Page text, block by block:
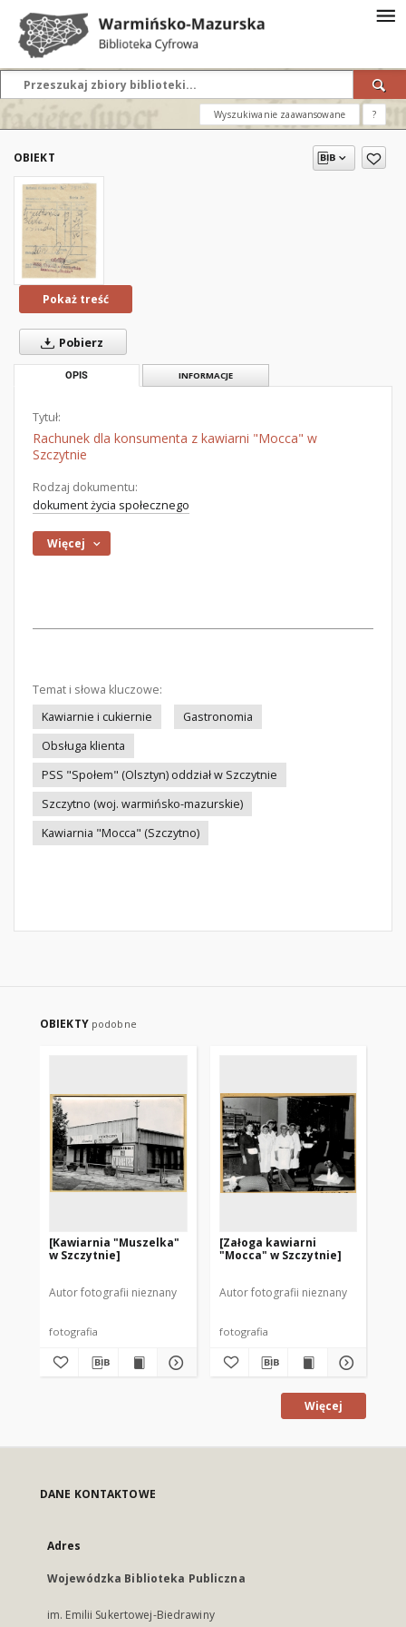
Wyszukiwanie zaawansowane ?
OBIEKT
Pokaż treść
Pobierz
OPIS INFORMACJE
Tytuł:
Rachunek dla konsumenta z kawiarni "Mocca" w
Szczytnie
Rodzaj dokumentu:
dokument życia społecznego
Więcej
Temat i słowa kluczowe:
Kawiarnie i cukiernie
Gastronomia
Obsługa klienta
PSS "Społem" (Olsztyn) oddział w Szczytnie
Szczytno (woj. warmińsko-mazurskie)
Kawiarnia "Mocca" (Szczytno)
OBIEKTY podobne
[Kawiarnia "Muszelka"
w Szczytnie]
Autor fotografii nieznany
fotografia
[Załoga kawiarni
"Mocca" w Szczytnie]
Autor fotografii nieznany
fotografia
Więcej
DANE KONTAKTOWE
Adres
Wojewódzka Biblioteka Publiczna
im. Emilii Sukertowej-Biedrawiny